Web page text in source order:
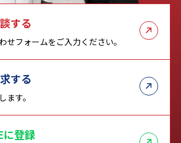
する
せフォームをご入力ください。
する
ます。
登録